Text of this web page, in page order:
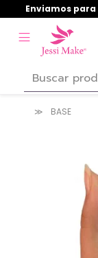
Enviamos para
BASE